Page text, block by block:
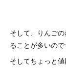
そして、りんご
ることが多いので
そしてちょっと値